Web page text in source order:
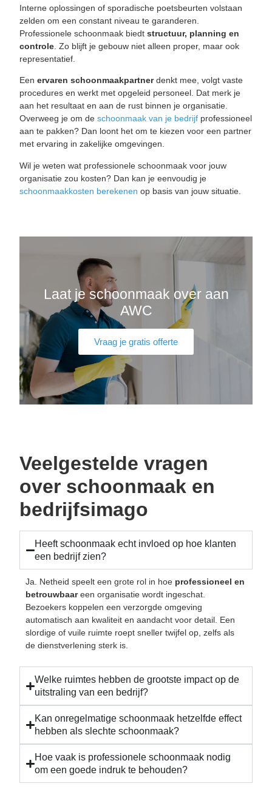
Interne oplossingen of sporadische poetsbeurten volstaan
zelden om een constant niveau te garanderen.
Professionele schoonmaak biedtstructuur, planning en
controle . Zo blijft je gebouw niet alleen proper, maar ook
representatief.
Eenervaren schoonmaakpartnerdenkt mee, volgt vaste
procedures en werkt met opgeleid personeel. Dat merk je
aan het resultaat en aan de rust binnen je organisatie.
Overweeg je om deschoonmaak van je bedrijf professioneel
aan te pakken? Dan loont het om te kiezen voor een partner
met ervaring in zakelijke omgevingen.
Wil je weten wat professionele schoonmaak voor jouw
organisatie zou kosten? Dan kan je eenvoudig je
schoonmaakkosten berekenen op basis van jouw situatie.
Laat je schoonmaak over aan
AWC
Vraag je gratis offerte
Veelgestelde vragen
over schoonmaak en
bedrijfsimago
Heeft schoonmaak echt invloed op hoe klanten
een bedrijf zien?
Ja. Netheid speelt een grote rol in hoe professioneel en
betrouwbaareen organisatie wordt ingeschat.
Bezoekers koppelen een verzorgde omgeving
automatisch aan kwaliteit en aandacht voor detail. Een
slordige of vuile ruimte roept sneller twijfel op, zelfs als
de dienstverlening sterk is.
Welke ruimtes hebben de grootste impact op de
uitstraling van een bedrijf?
Kan onregelmatige schoonmaak hetzelfde effect
hebben als slechte schoonmaak?
Hoe vaak is professionele schoonmaak nodig
om een goede indruk te behouden?